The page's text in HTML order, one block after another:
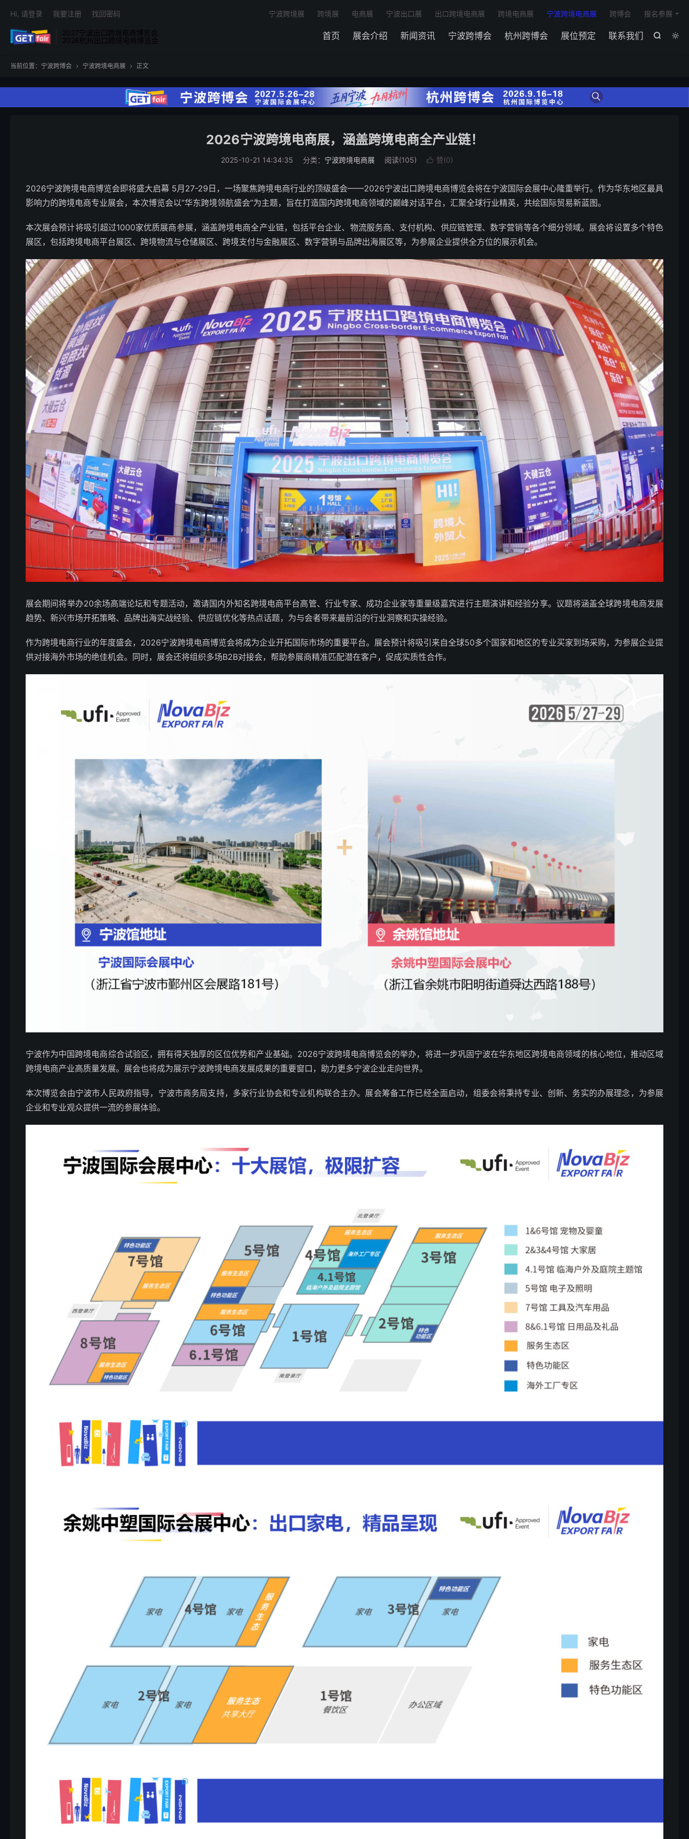
2027宁波出口跨境电商博览会
2026杭州出口跨境电商博览会


首页 展会介绍 新闻资讯 宁波跨博会 杭州跨博会 展位预定 联系我们
宁波跨境展 跨境展 电商展 宁波出口展 出口跨境电商展 跨境电商展 宁波跨境电商展 跨博会 报名参展
Hi, 请登录 我要注册 找回密码
当前位置： 宁波跨博会  宁波跨境电商展  正文
2026宁波跨境电商展，涵盖跨境电商全产业链！
2025-10-21 14:34:35 分类： 宁波跨境电商展 阅读(105)  赞(0)
2026宁波跨境电商博览会即将盛大启幕 5月27-29日，一场聚焦跨境电商行业的顶级盛会——2026宁波出口跨境电商博览会将在宁波国际会展中心隆重举行。作为华东地区最具
影响力的跨境电商专业展会，本次博览会以”华东跨境领航盛会”为主题，旨在打造国内跨境电商领域的巅峰对话平台，汇聚全球行业精英，共绘国际贸易新蓝图。
本次展会预计将吸引超过1000家优质展商参展，涵盖跨境电商全产业链，包括平台企业、物流服务商、支付机构、供应链管理、数字营销等各个细分领域。展会将设置多个特色
展区，包括跨境电商平台展区、跨境物流与仓储展区、跨境支付与金融展区、数字营销与品牌出海展区等，为参展企业提供全方位的展示机会。
展会期间将举办20余场高端论坛和专题活动，邀请国内外知名跨境电商平台高管、行业专家、成功企业家等重量级嘉宾进行主题演讲和经验分享。议题将涵盖全球跨境电商发展
趋势、新兴市场开拓策略、品牌出海实战经验、供应链优化等热点话题，为与会者带来最前沿的行业洞察和实操经验。
作为跨境电商行业的年度盛会，2026宁波跨境电商博览会将成为企业开拓国际市场的重要平台。展会预计将吸引来自全球50多个国家和地区的专业买家到场采购，为参展企业提
供对接海外市场的绝佳机会。同时，展会还将组织多场B2B对接会，帮助参展商精准匹配潜在客户，促成实质性合作。
宁波作为中国跨境电商综合试验区，拥有得天独厚的区位优势和产业基础。2026宁波跨境电商博览会的举办，将进一步巩固宁波在华东地区跨境电商领域的核心地位，推动区域
跨境电商产业高质量发展。展会也将成为展示宁波跨境电商发展成果的重要窗口，助力更多宁波企业走向世界。
本次博览会由宁波市人民政府指导，宁波市商务局支持，多家行业协会和专业机构联合主办。展会筹备工作已经全面启动，组委会将秉持专业、创新、务实的办展理念，为参展
企业和专业观众提供一流的参展体验。